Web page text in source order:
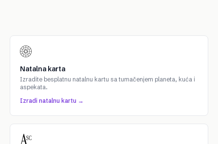
Natalna karta
Izradite besplatnu natalnu kartu sa tumačenjem planeta, kuća i
aspekata.
Izradi natalnu kartu →